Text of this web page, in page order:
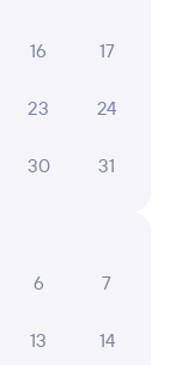
Вологда-1
Петербург Ладож.
16 17
23 24
30 31
6 7
13 14